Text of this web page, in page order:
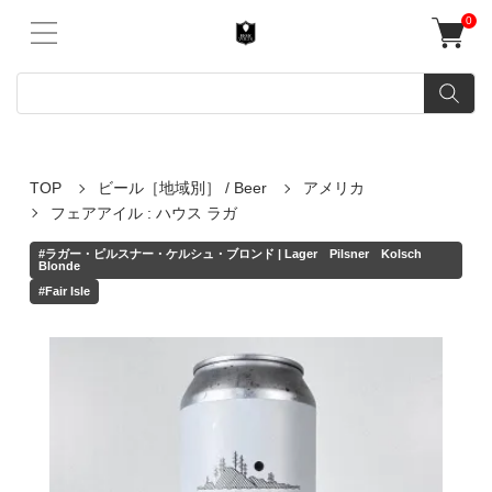
0
TOP ビール［地域別］ / Beer
アメリカ
フェアアイル : ハウス ラガ
#ラガー・ピルスナー・ケルシュ・ブロンド | Lager Pilsner Kolsch
Blonde
#Fair Isle